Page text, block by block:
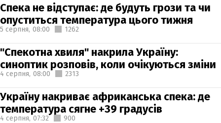
Спека не відступає: де будуть грози та чи
опуститься температура цього тижня
5 серпня, 08:00 1262
"Спекотна хвиля" накрила Україну:
синоптик розповів, коли очікуються зміни
4 серпня, 08:00 2313
Україну накриває африканська спека: де
температура сягне +39 градусів
4 серпня, 07:32 900